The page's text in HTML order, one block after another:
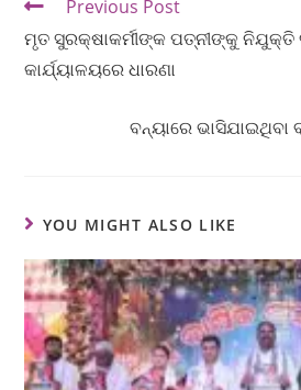
Previous Post
ମୃତ ସୁରକ୍ଷାକର୍ମୀଙ୍କ ପତ୍ନୀଙ୍କୁ
କାର୍ଯ୍ୟାଳୟରେ ଧାରଣା
ବନ୍ୟାରେ
YOU MIGHT ALSO LIKE